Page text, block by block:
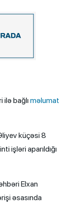
bağlıməlumat
küçəsi 8
işləri aparıldığı
Elxan
əsasında